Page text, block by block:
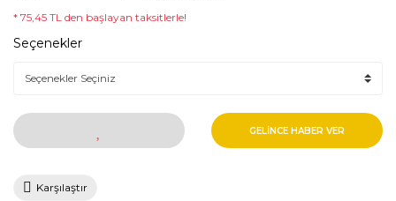
* 75,45 TL den başlayan taksitlerle!
Seçenekler
GELİNCE HABER VER
Karşılaştır